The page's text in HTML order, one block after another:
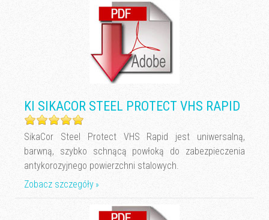
KI SIKACOR STEEL PROTECT VHS RAPID
SikaCor Steel Protect VHS Rapid jest uniwersalną,
barwną, szybko schnącą powłoką do zabezpieczenia
antykorozyjnego powierzchni stalowych.
Zobacz szczegóły